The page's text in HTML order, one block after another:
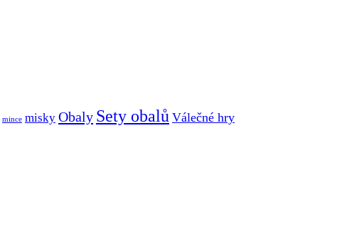
mince misky Obaly Sety obalů Válečné hry